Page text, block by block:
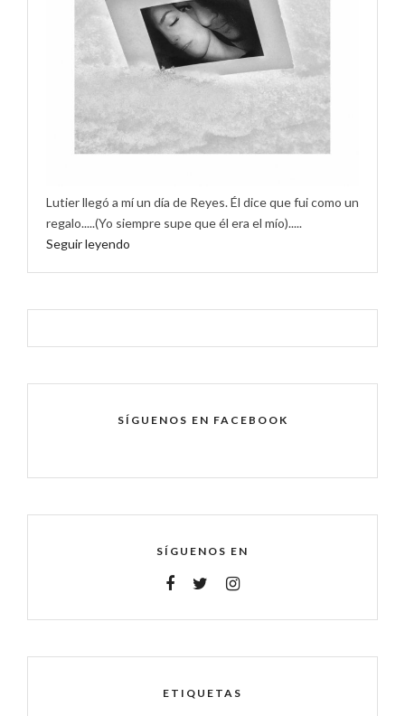
Lutier llegó a mí un día de Reyes. Él dice que fui como un
regalo.....(Yo siempre supe que él era el mío).....
Seguir leyendo
SÍGUENOS EN FACEBOOK
SÍGUENOS EN
ETIQUETAS